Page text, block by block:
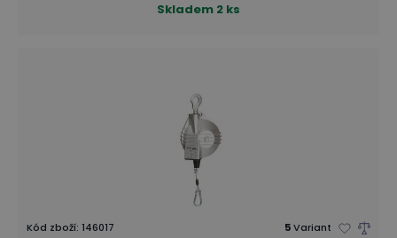
Skladem 2 ks
Kód zboží: 146017 5Variant